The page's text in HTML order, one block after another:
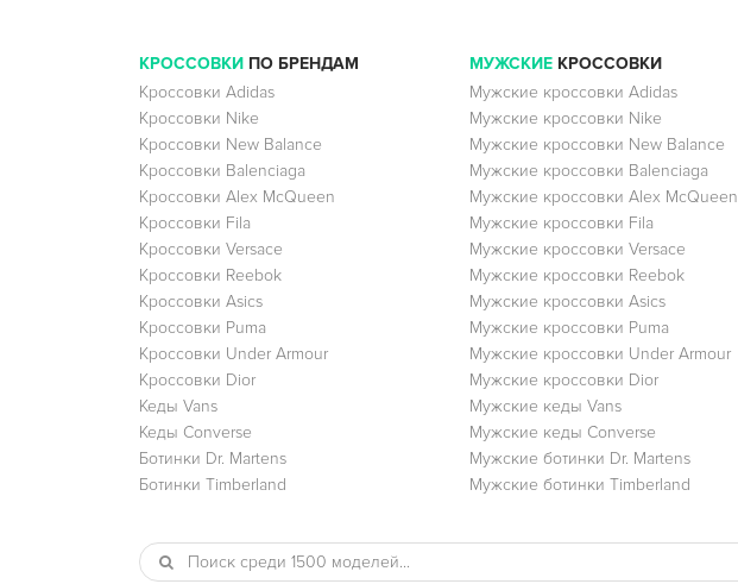
КРОССОВКИ ПО БРЕНДАМ
Кроссовки Adidas
Кроссовки Nike
Кроссовки New Balance
Кроссовки Balenciaga
Кроссовки Alex McQueen
Кроссовки Fila
Кроссовки Versace
Кроссовки Reebok
Кроссовки Asics
Кроссовки Puma
Кроссовки Under Armour
Кроссовки Dior
Кеды Vans
Кеды Converse
Ботинки Dr. Martens
Ботинки Timberland
МУЖСКИЕКРОССОВКИ
Мужские кроссовки Adidas
Мужские кроссовки Nike
Мужские кроссовки New Balance
Мужские кроссовки Balenciaga
Мужские кроссовки Alex McQueen
Мужские кроссовки Fila
Мужские кроссовки Versace
Мужские кроссовки Reebok
Мужские кроссовки Asics
Мужские кроссовки Puma
Мужские кроссовки Under Armour
Мужские кроссовки Dior
Мужские кеды Vans
Мужские кеды Converse
Мужские ботинки Dr. Martens
Мужские ботинки Timberland